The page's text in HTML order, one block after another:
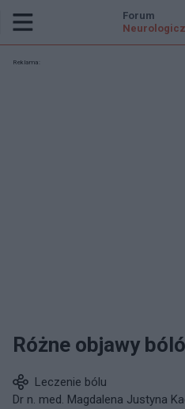
Forum
Reklama:
Różne objawy
Leczenie bólu
Dr n. med. Magdalena Justyna